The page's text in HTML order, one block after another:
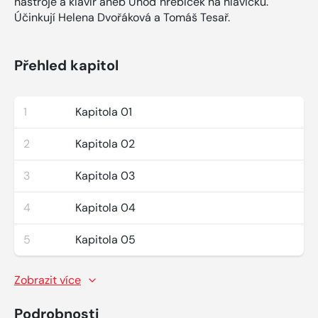
Účinkují Helena Dvořáková a Tomáš Tesař.
Přehled kapitol
1 Kapitola 01
2 Kapitola 02
3 Kapitola 03
4 Kapitola 04
5 Kapitola 05
Zobrazit více
Podrobnosti